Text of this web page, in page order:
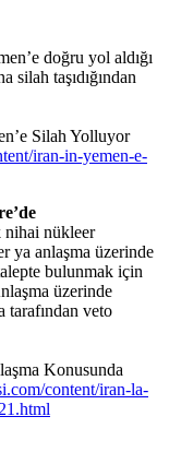
doğru yol aldığı
taşıdığından
Silah Yolluyor
iran-in-yemen-e-
nihai nükleer
ya anlaşma üzerinde
bulunmak için
üzerinde
tarafından veto
Konusunda
content/iran-la-